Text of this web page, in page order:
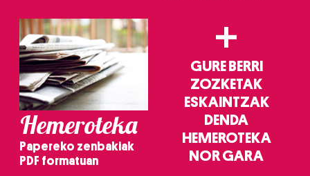
Hemeroteka
Papereko zenbakiak
PDF formatuan
+
GURE BERRI
ZOZKETAK
ESKAINTZAK
DENDA
HEMEROTEKA
NOR GARA